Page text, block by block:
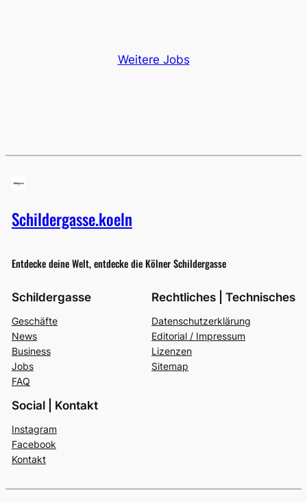
Weitere Jobs
Schildergasse.koeln
Entdecke deine Welt, entdecke die Kölner Schildergasse
Schildergasse
Geschäfte
News
Business
Jobs
FAQ
Rechtliches | Technisches
Datenschutzerklärung
Editorial / Impressum
Lizenzen
Sitemap
Social | Kontakt
Instagram
Facebook
Kontakt